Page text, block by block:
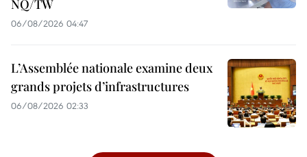
NQ/TW
06/08/2026 04:47
L’Assemblée nationale examine deux
grands projets d’infrastructures
06/08/2026 02:33